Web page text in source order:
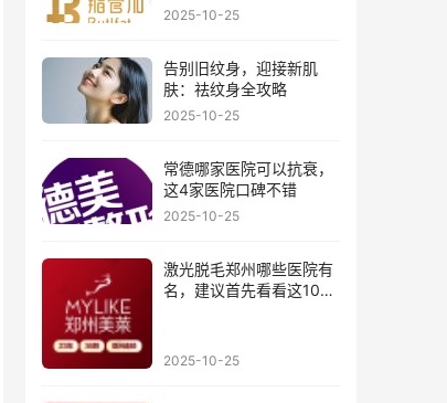
2025-10-25
告别旧纹身，迎接新肌
肤：祛纹身全攻略
2025-10-25
常德哪家医院可以抗衰，
这4家医院口碑不错
2025-10-25
激光脱毛郑州哪些医院有
名，建议首先看看这10家
2025-10-25